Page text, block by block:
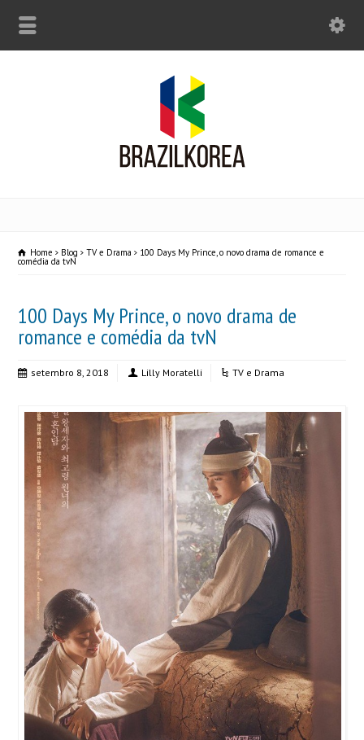
Home Blog TV e Drama 100 Days My Prince, o novo drama de romance e
comédia da tvN
100 Days My Prince, o novo drama de
romance e comédia da tvN
setembro 8, 2018 Lilly Moratelli TV e Drama